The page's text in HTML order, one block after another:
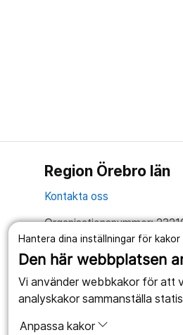
Hantera dina inställningar för kakor
Den här webbplatsen
Vi använder webbkakor för att
analyskakor sammanställa
Anpassa kakor
Region Örebro län
Kontakta oss
Organisationsnummer: